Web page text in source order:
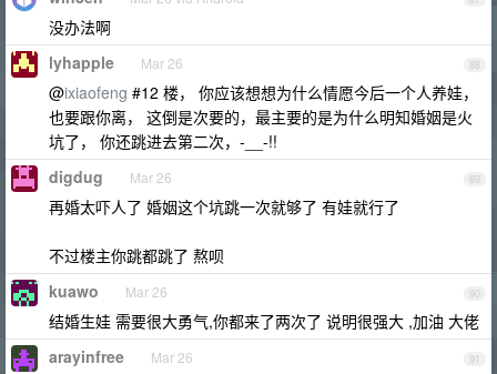
没办法啊
88
lyhapple Mar 26
@ixiaofeng #12 楼， 你应该想想为什么情愿今后一个人养娃，
也要跟你离， 这倒是次要的，最主要的是为什么明知婚姻是火
坑了， 你还跳进去第二次，-__-!!
89
digdug Mar 26
再婚太吓人了 婚姻这个坑跳一次就够了 有娃就行了
不过楼主你跳都跳了 熬呗
90
kuawo Mar 26
结婚生娃 需要很大勇气,你都来了两次了 说明很强大 ,加油 大佬
91
arayinfree Mar 26